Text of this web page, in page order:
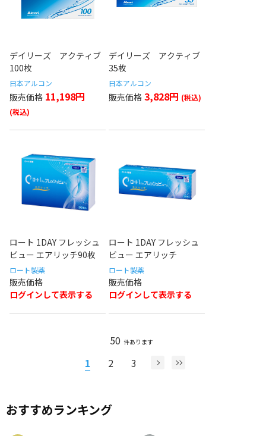
おすすめランキング
デイリーズ アクティブ
100枚
日本アルコン
11,198円
デイリーズ アクティブ
35枚
日本アルコン
3,828円
ロート 1DAY フレッシュ
ビュー エアリッチ90枚
ロート製薬
ログインして表示する
ロート 1DAY フレッシュ
ビュー エアリッチ
ロート製薬
ログインして表示する
50 件あります
1 2 3